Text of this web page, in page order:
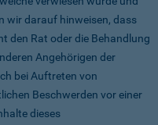
wir darauf hinweisen, dass
den Rat oder die Behandlung
Angehörigen der
bei Auftreten von
Beschwerden vor einer
dieses